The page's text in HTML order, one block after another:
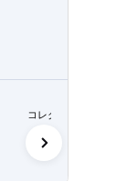
コレクター・ブース